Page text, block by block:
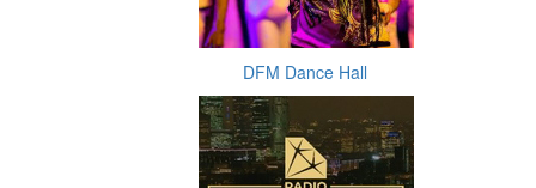
DFM Dance Hall